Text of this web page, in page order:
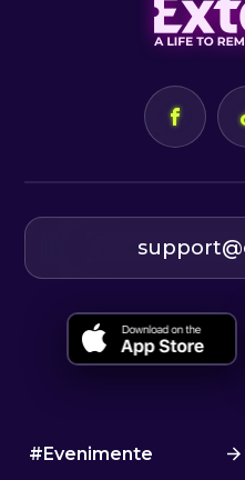
#Evenimente